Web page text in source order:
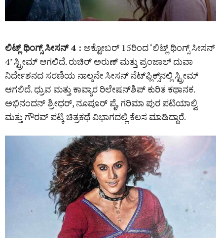
ಲಿಟ್ಲ್ ಥಿಂಗ್ಸ್ ಸೀಸನ್‌ 4 : ಅಕ್ಟೋಬರ್‌ 15ರಿಂದ ‘ಲಿಟ್ಲ್ ಥಿಂಗ್ಸ್ ಸೀಸನ್‌
4’ ಸ್ಟ್ರೀಮ್ ಆಗಲಿದೆ. ರುಚಿರ್ ಅರುಣ್‌ ಮತ್ತು ಪ್ರಂಜಾಲ್ ದುವಾ
ನಿರ್ದೇಶನದ ಸರಣಿಯ ನಾಲ್ಕನೇ ಸೀಸನ್‌ ನೆಟ್‌ಫ್ಲಿಕ್ಸ್‌ನಲ್ಲಿ ಸ್ಟ್ರೀಮ್
ಆಗಲಿದೆ. ಧ್ರುವ ಮತ್ತು ಕಾವ್ಯಾರ ರಿಲೇಷನ್‌ಶಿಪ್‌ ಕುರಿತ ಕಥಾನಕ.
ಅಭಿನಂದನ್ ಶ್ರೀಧರ್‌, ನೂಪೂರ್ ಪೈ, ಗರಿಮಾ ಪುರ ಪಟಿಯಾಲ್ವಿ
ಮತ್ತು ಗೌರವ್ ಪಟ್ಕಿ ಚಿತ್ರಕಥೆ ವಿಭಾಗದಲ್ಲಿ ಕೆಲಸ ಮಾಡಿದ್ದಾರೆ.